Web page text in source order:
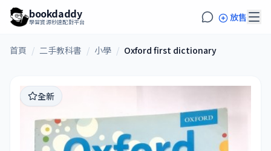
bookdaddy
學習資源秒速配對平台 放售
首頁 / 二手教科書 / 小學 / Oxford first dictionary
全新